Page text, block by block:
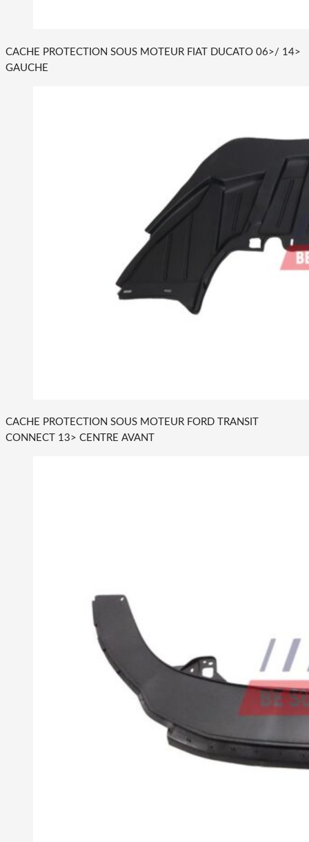
CACHE PROTECTION SOUS MOTEUR FIAT DUCATO 06>/ 14>
GAUCHE
CACHE PROTECTION SOUS MOTEUR FORD TRANSIT
CONNECT 13> CENTRE AVANT